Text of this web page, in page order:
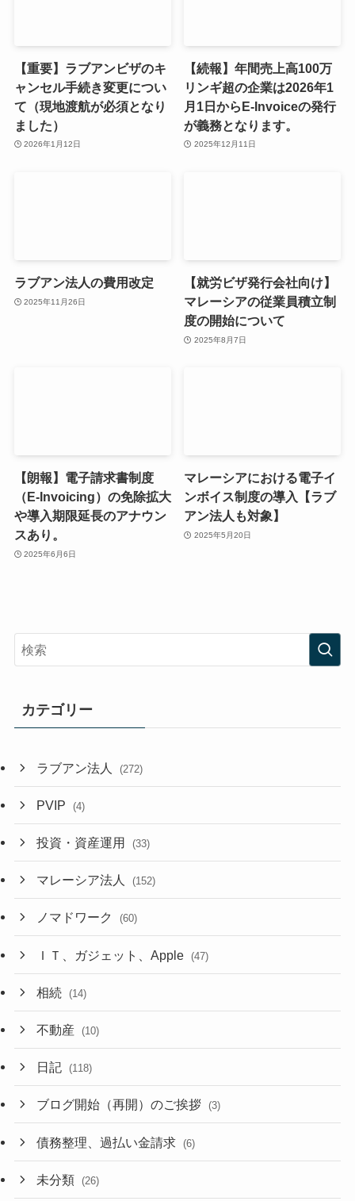
【重要】ラブアンビザのキ
ャンセル手続き変更につい
て（現地渡航が必須となり
ました）
2026年1月12日
【続報】年間売上高100万
リンギ超の企業は2026年1
月1日からE-Invoiceの発行
が義務となります。
2025年12月11日
ラブアン法人の費用改定
2025年11月26日
【就労ビザ発行会社向け】
マレーシアの従業員積立制
度の開始について
2025年8月7日
【朗報】電子請求書制度
（E-Invoicing）の免除拡大
や導入期限延長のアナウン
スあり。
2025年6月6日
マレーシアにおける電子イ
ンボイス制度の導入【ラブ
アン法人も対象】
2025年5月20日
カテゴリー
ラブアン法人 (272)
PVIP (4)
投資・資産運用 (33)
マレーシア法人 (152)
ノマドワーク (60)
ＩＴ、ガジェット、Apple (47)
相続 (14)
不動産 (10)
日記 (118)
ブログ開始（再開）のご挨拶 (3)
債務整理、過払い金請求 (6)
未分類 (26)